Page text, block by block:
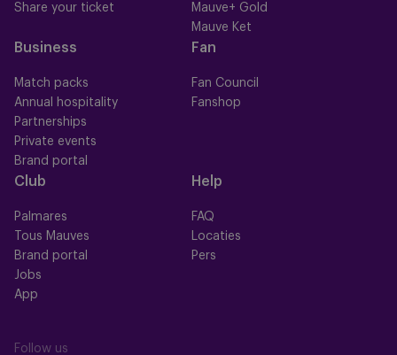
Share your ticket
Mauve+ Gold
Mauve Ket
Business
Match packs
Annual hospitality
Partnerships
Private events
Brand portal
Fan
Fan Council
Fanshop
Club
Palmares
Tous Mauves
Brand portal
Jobs
App
Help
FAQ
Locaties
Pers
Follow us